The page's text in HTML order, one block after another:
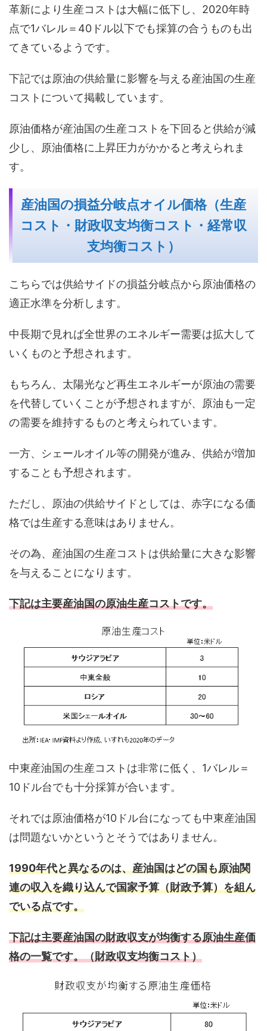
革新により生産コストは大幅に低下し、2020年時
点で1バレル＝40ドル以下でも採算の合うものも出
てきているようです。
下記では原油の供給量に影響を与える産油国の生産
コストについて掲載しています。
原油価格が産油国の生産コストを下回ると供給が減
少し、原油価格に上昇圧力がかかると考えられま
す。
産油国の損益分岐点オイル価格（生産
コスト・財政収支均衡コスト・経常収
支均衡コスト）
こちらでは供給サイドの損益分岐点から原油価格の
適正水準を分析します。
中長期で見れば全世界のエネルギー需要は拡大して
いくものと予想されます。
もちろん、太陽光など再生エネルギーが原油の需要
を代替していくことが予想されますが、原油も一定
の需要を維持するものと考えられています。
一方、シェールオイル等の開発が進み、供給が増加
することも予想されます。
ただし、原油の供給サイドとしては、赤字になる価
格では生産する意味はありません。
その為、産油国の生産コストは供給量に大きな影響
を与えることになります。
下記は主要産油国の原油生産コストです。
中東産油国の生産コストは非常に低く、1バレル＝
10ドル台でも十分採算が合います。
それでは原油価格が10ドル台になっても中東産油国
は問題ないかというとそうではありません。
1990年代と異なるのは、産油国はどの国も原油関
連の収入を織り込んで国家予算（財政予算）を組ん
でいる点です。
下記は主要産油国の財政収支が均衡する原油生産価
格の一覧です。（財政収支均衡コスト）